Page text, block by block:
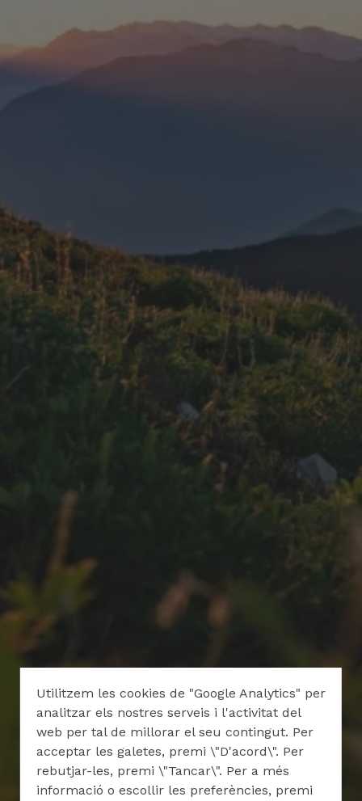
Utilitzem les cookies de "Google Analytics" per
analitzar els nostres serveis i l'activitat del
web per tal de millorar el seu contingut. Per
acceptar les galetes, premi \"D'acord\". Per
rebutjar-les, premi \"Tancar\". Per a més
informació o escollir les preferències, premi